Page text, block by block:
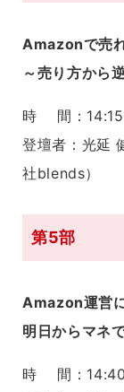
Amazonで売
～売り方から
時 間：
登壇者： 光延
社blends）
第5部
Amazon運営
明日からマネ
時 間：